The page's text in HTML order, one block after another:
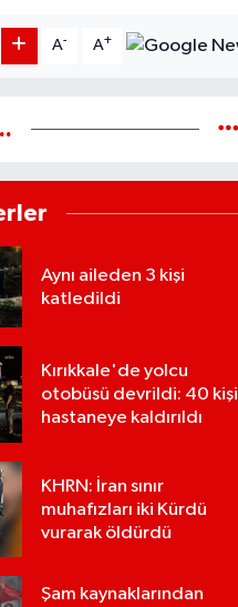
A- A+
Aynı aileden 3 kişi
katledildi
Kırıkkale'de yolcu
otobüsü devrildi: 40 kişi
hastaneye kaldırıldı
KHRN: İran sınır
muhafızları iki Kürdü
vurarak öldürdü
Şam kaynaklarından